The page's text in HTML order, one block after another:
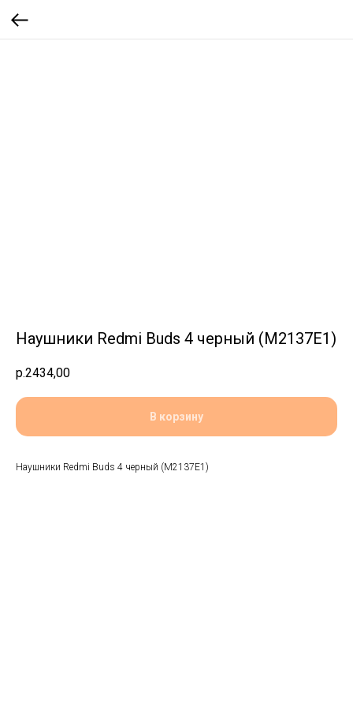
Наушники Redmi Buds 4 черный (M2137E1)
р.2434,00
В корзину
Наушники Redmi Buds 4 черный (M2137E1)